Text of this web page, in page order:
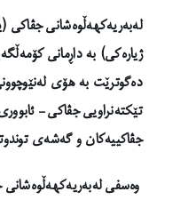
لەبەریەکهەڵوەشانی جڤاکی
ژیارەکی) بە داڕمانی
دەگوترێت بە هۆی
تێکتەنراویی جڤاکی –
جڤاکییەکان و گەشەی
وەسفی